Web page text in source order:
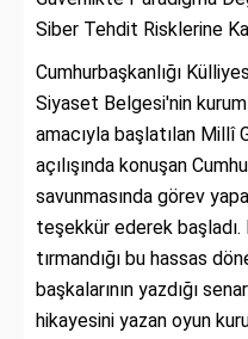
Siber Tehdit Risklerine
Cumhurbaşkanlığı
Siyaset Belgesi'nin
amacıyla başlatılan Millî
açılışında konuşan
savunmasında görev
teşekkür ederek
tırmandığı bu hassas
başkalarının yazdığı
hikayesini yazan oyun